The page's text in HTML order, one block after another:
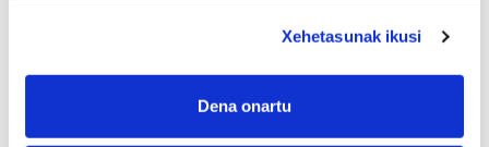
If you allow, we would also like to:
Collect information about your geographical
Xehetasunak ikusi
Dena onartu